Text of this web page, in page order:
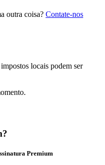
outra coisa? Contate-nos
locais podem ser
Premium